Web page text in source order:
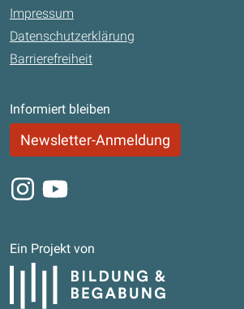
Impressum
Datenschutzerklärung
Barrierefreiheit
Informiert bleiben
Newsletter-Anmeldung
Instagram
Youtube
Ein Projekt von
Bildung und Begabung